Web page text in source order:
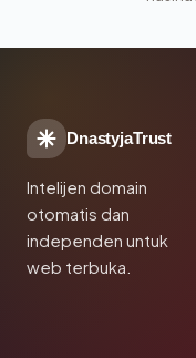
DnastyjaTrust
Intelijen domain
otomatis dan
independen untuk
web terbuka.